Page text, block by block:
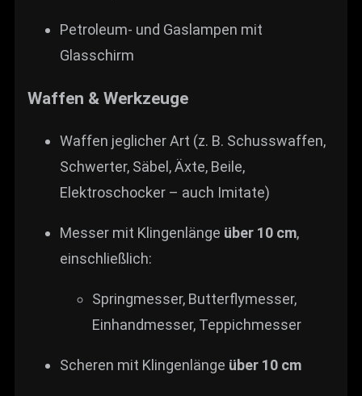
Petroleum- und Gaslampen mit
Glasschirm
Waffen & Werkzeuge
Waffen jeglicher Art (z. B. Schusswaffen,
Schwerter, Säbel, Äxte, Beile,
Elektroschocker – auch Imitate)
Messer mit Klingenlänge über 10 cm,
einschließlich:
Springmesser, Butterflymesser,
Einhandmesser, Teppichmesser
Scheren mit Klingenlänge über 10 cm